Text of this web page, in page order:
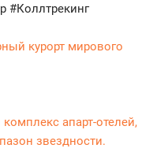
#Коллтрекинг
курорт мирового
апарт-отелей,
звездности.